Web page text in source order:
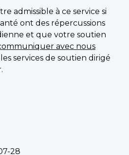
admissible à ce service si
ont des répercussions
et que votre soutien
avec nous
services de soutien dirigé
28